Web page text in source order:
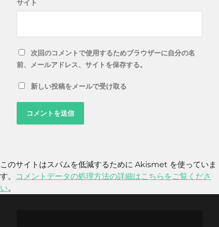
サイト
次回のコメントで使用するためブラウザーに自分の名
前、メールアドレス、サイトを保存する。
新しい投稿をメールで受け取る
このサイトはスパムを低減するために Akismet を使っていま
す。
コメントデータの処理方法の詳細はこちらをご覧くださ
い。